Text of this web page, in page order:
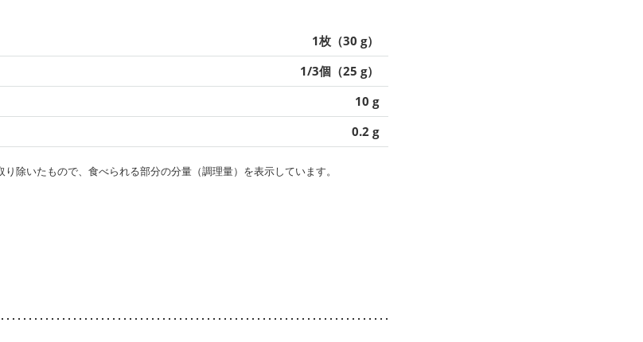
1枚（30 g）
1/3個（25 g）
10 g
0.2 g
除いたもので、食べられる部分の分量（調理量）を表示しています。